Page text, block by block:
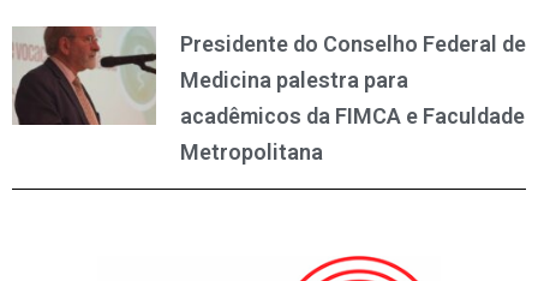
Presidente do Conselho Federal de
Medicina palestra para
acadêmicos da FIMCA e Faculdade
Metropolitana